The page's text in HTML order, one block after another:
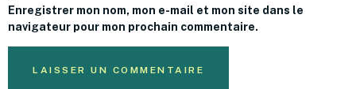
Enregistrer mon nom, mon e-mail et mon site dans le
navigateur pour mon prochain commentaire.